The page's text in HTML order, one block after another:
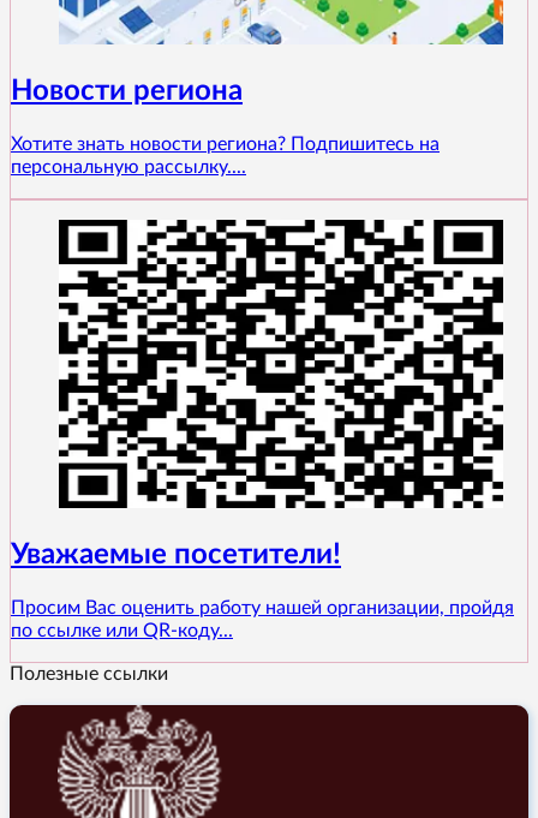
Новости региона
Хотите знать новости региона? Подпишитесь на
персональную рассылку....
Уважаемые посетители!
Просим Вас оценить работу нашей организации, пройдя
по ссылке или QR-коду...
Полезные ссылки